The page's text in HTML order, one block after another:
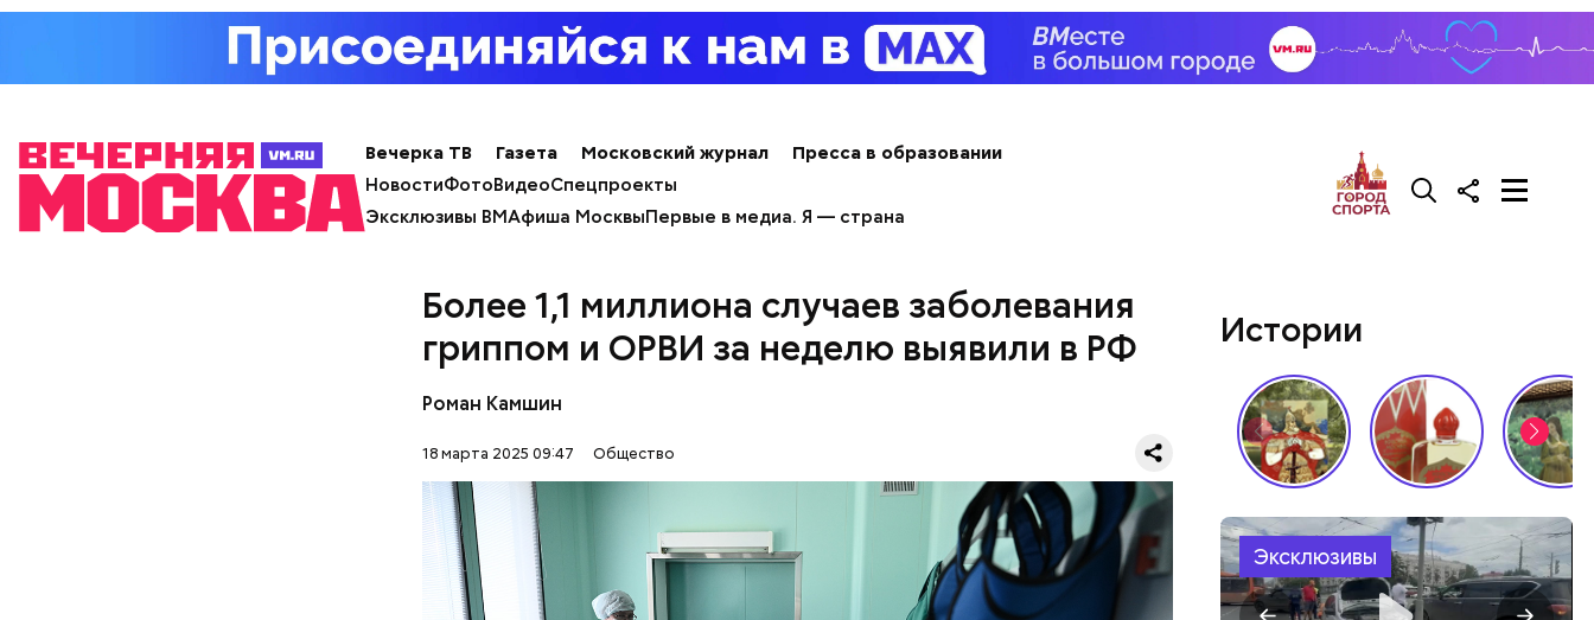
Вечерка ТВ Газета Московский журнал
Пресса в образовании
НовостиФотоВидеоСпецпроекты
Эксклюзивы ВМАфиша МосквыПервые в медиа. Я — страна
Более 1,1 миллиона случаев заболевания
гриппом и ОРВИ за неделю выявили в РФ
Роман Камшин
18 марта 2025 09:47 Общество
Спагетти из кабачков
с сахарным диабетом;
Истории
Эксклюзивы